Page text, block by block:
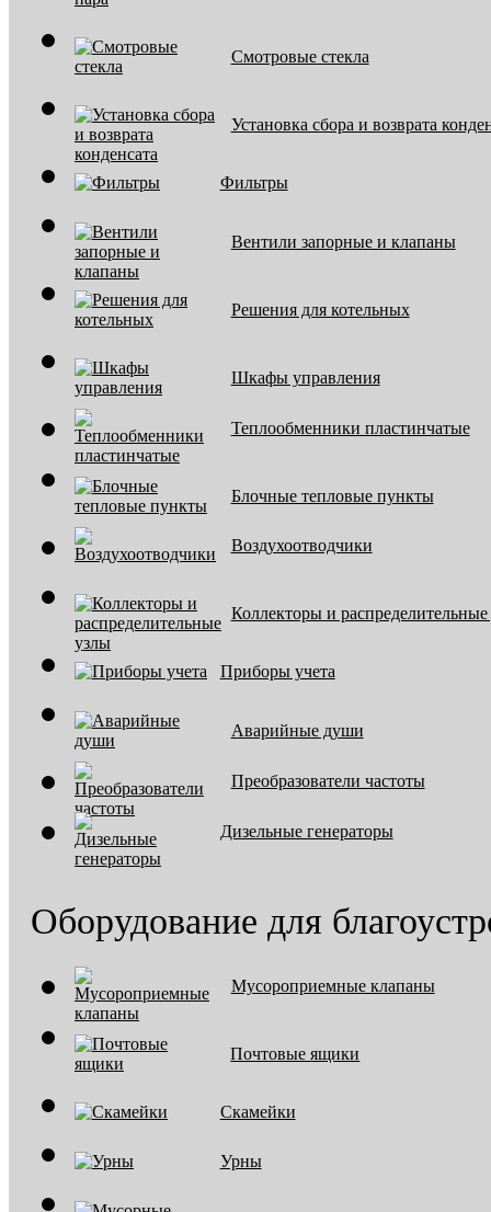
Смотровые стекла
Установка сбора и возврата
Фильтры
Вентили запорные и клапаны
Решения для котельных
Шкафы управления
Теплообменники пластинчатые
Блочные тепловые пункты
Воздухоотводчики
Коллекторы и
Приборы учета
Аварийные души
Преобразователи частоты
Дизельные генераторы
Оборудование для
Мусороприемные клапаны
Почтовые ящики
Скамейки
Урны